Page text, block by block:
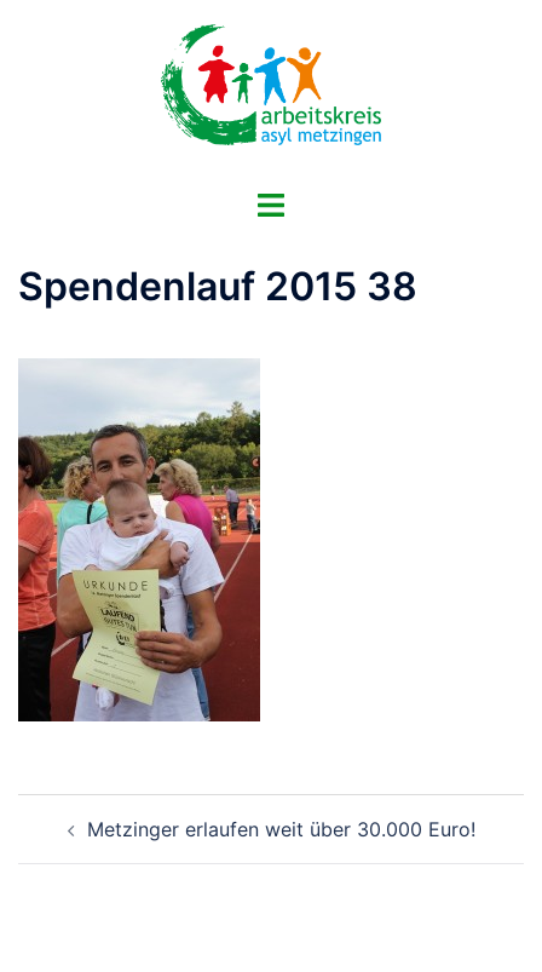
Menü
Spendenlauf 2015 38
Metzinger erlaufen weit über 30.000 Euro!